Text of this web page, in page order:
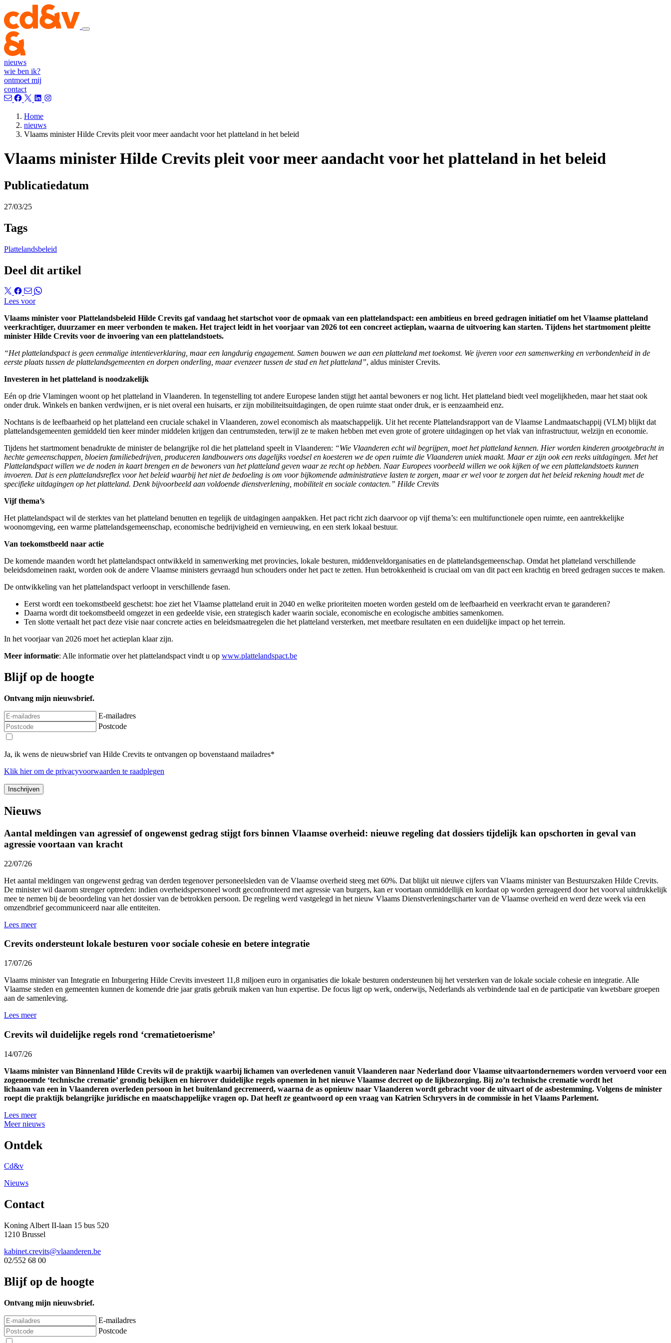
nieuws
wie ben ik?
ontmoet mij
contact
Home
nieuws
Vlaams minister Hilde Crevits pleit voor meer aandacht voor het platteland in het beleid
Vlaams minister Hilde Crevits pleit voor meer aandacht voor het platteland in het beleid
Publicatiedatum
27/03/25
Tags
Plattelandsbeleid
Deel dit artikel
Lees voor
Vlaams minister voor Plattelandsbeleid Hilde Crevits gaf vandaag het startschot voor de opmaak van een plattelandspact: een ambitieus en breed gedragen initiatief om het Vlaamse platteland
veerkrachtiger, duurzamer en meer verbonden te maken. Het traject leidt in het voorjaar van 2026 tot een concreet actieplan, waarna de uitvoering kan starten. Tijdens het startmoment pleitte
minister Hilde Crevits voor de invoering van een plattelandstoets.
“Het plattelandspact is geen eenmalige intentieverklaring, maar een langdurig engagement. Samen bouwen we aan een platteland met toekomst. We ijveren voor een samenwerking en verbondenheid in de
eerste plaats tussen de plattelandsgemeenten en dorpen onderling, maar evenzeer tussen de stad en het platteland”, aldus minister Crevits.
Investeren in het platteland is noodzakelijk
Eén op drie Vlamingen woont op het platteland in Vlaanderen. In tegenstelling tot andere Europese landen stijgt het aantal bewoners er nog licht. Het platteland biedt veel mogelijkheden, maar het staat ook
onder druk. Winkels en banken verdwijnen, er is niet overal een huisarts, er zijn mobiliteitsuitdagingen, de open ruimte staat onder druk, er is eenzaamheid enz.
Nochtans is de leefbaarheid op het platteland een cruciale schakel in Vlaanderen, zowel economisch als maatschappelijk. Uit het recente Plattelandsrapport van de Vlaamse Landmaatschappij (VLM) blijkt dat
plattelandsgemeenten gemiddeld tien keer minder middelen krijgen dan centrumsteden, terwijl ze te maken hebben met even grote of grotere uitdagingen op het vlak van infrastructuur, welzijn en economie.
Tijdens het startmoment benadrukte de minister de belangrijke rol die het platteland speelt in Vlaanderen: “Wie Vlaanderen echt wil begrijpen, moet het platteland kennen. Hier worden kinderen grootgebracht in
hechte gemeenschappen, bloeien familiebedrijven, produceren landbouwers ons dagelijks voedsel en koesteren we de open ruimte die Vlaanderen uniek maakt. Maar er zijn ook een reeks uitdagingen. Met het
Plattelandspact willen we de noden in kaart brengen en de bewoners van het platteland geven waar ze recht op hebben. Naar Europees voorbeeld willen we ook kijken of we een plattelandstoets kunnen
invoeren. Dat is een plattelandsreflex voor het beleid waarbij het niet de bedoeling is om voor bijkomende administratieve lasten te zorgen, maar er wel voor te zorgen dat het beleid rekening houdt met de
specifieke uitdagingen op het platteland. Denk bijvoorbeeld aan voldoende dienstverlening, mobiliteit en sociale contacten.” Hilde Crevits
Vijf thema’s
Het plattelandspact wil de sterktes van het platteland benutten en tegelijk de uitdagingen aanpakken. Het pact richt zich daarvoor op vijf thema’s: een multifunctionele open ruimte, een aantrekkelijke
woonomgeving, een warme plattelandsgemeenschap, economische bedrijvigheid en vernieuwing, en een sterk lokaal bestuur.
Van toekomstbeeld naar actie
De komende maanden wordt het plattelandspact ontwikkeld in samenwerking met provincies, lokale besturen, middenveldorganisaties en de plattelandsgemeenschap. Omdat het platteland verschillende
beleidsdomeinen raakt, worden ook de andere Vlaamse ministers gevraagd hun schouders onder het pact te zetten. Hun betrokkenheid is cruciaal om van dit pact een krachtig en breed gedragen succes te maken.
De ontwikkeling van het plattelandspact verloopt in verschillende fasen.
Eerst wordt een toekomstbeeld geschetst: hoe ziet het Vlaamse platteland eruit in 2040 en welke prioriteiten moeten worden gesteld om de leefbaarheid en veerkracht ervan te garanderen?
Daarna wordt dit toekomstbeeld omgezet in een gedeelde visie, een strategisch kader waarin sociale, economische en ecologische ambities samenkomen.
Ten slotte vertaalt het pact deze visie naar concrete acties en beleidsmaatregelen die het platteland versterken, met meetbare resultaten en een duidelijke impact op het terrein.
In het voorjaar van 2026 moet het actieplan klaar zijn.
Meer informatie: Alle informatie over het plattelandspact vindt u op www.plattelandspact.be
Blijf op de hoogte
Ontvang mijn nieuwsbrief.
E-mailadres
Postcode
Ja, ik wens de nieuwsbrief van Hilde Crevits te ontvangen op bovenstaand mailadres*
Klik hierom de privacyvoorwaarden te raadplegen
Nieuws
Aantal meldingen van agressief of ongewenst gedrag stijgt fors binnen Vlaamse overheid: nieuwe regeling dat dossiers tijdelijk kan opschorten in geval van
agressie voortaan van kracht
22/07/26
Het aantal meldingen van ongewenst gedrag van derden tegenover personeelsleden van de Vlaamse overheid steeg met 60%. Dat blijkt uit nieuwe cijfers van Vlaams minister van Bestuurszaken Hilde Crevits.
De minister wil daarom strenger optreden: indien overheidspersoneel wordt geconfronteerd met agressie van burgers, kan er voortaan onmiddellijk en kordaat op worden gereageerd door het voorval uitdrukkelijk
mee te nemen bij de beoordeling van het dossier van de betrokken persoon. De regeling werd vastgelegd in het nieuw Vlaams Dienstverleningscharter van de Vlaamse overheid en werd deze week via een
omzendbrief gecommuniceerd naar alle entiteiten.
Lees meer
Crevits ondersteunt lokale besturen voor sociale cohesie en betere integratie
17/07/26
Vlaams minister van Integratie en Inburgering Hilde Crevits investeert 11,8 miljoen euro in organisaties die lokale besturen ondersteunen bij het versterken van de lokale sociale cohesie en integratie. Alle
Vlaamse steden en gemeenten kunnen de komende drie jaar gratis gebruik maken van hun expertise. De focus ligt op werk, onderwijs, Nederlands als verbindende taal en de participatie van kwetsbare groepen
aan de samenleving.
Lees meer
Crevits wil duidelijke regels rond ‘crematietoerisme’
14/07/26
Vlaams minister van Binnenland Hilde Crevits wil de praktijk waarbij lichamen van overledenen vanuit Vlaanderen naar Nederland door Vlaamse uitvaartondernemers worden vervoerd voor een
zogenoemde ‘technische crematie’ grondig bekijken en hierover duidelijke regels opnemen in het nieuwe Vlaamse decreet op de lijkbezorging. Bij zo’n technische crematie wordt het
lichaam van een in Vlaanderen overleden persoon in het buitenland gecremeerd, waarna de as opnieuw naar Vlaanderen wordt gebracht voor de uitvaart of de asbestemming. Volgens de minister
roept die praktijk belangrijke juridische en maatschappelijke vragen op. Dat heeft ze geantwoord op een vraag van Katrien Schryvers in de commissie in het Vlaams Parlement.
Lees meer
Meer nieuws
Ontdek
Cd&v
Nieuws
Contact
Koning Albert II-laan 15 bus 520
1210 Brussel
kabinet.crevits@vlaanderen.be
02/552 68 00
Blijf op de hoogte
Ontvang mijn nieuwsbrief.
E-mailadres
Postcode